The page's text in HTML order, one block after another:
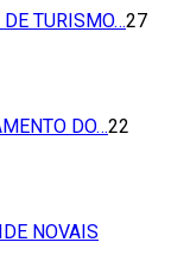
TURISMO…27
DO…22
NOVAIS